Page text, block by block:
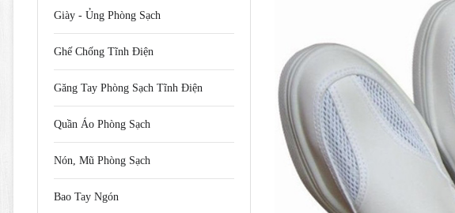
Giày - Ủng Phòng Sạch
Ghế Chống Tĩnh Điện
Găng Tay Phòng Sạch Tĩnh Điện
Quần Áo Phòng Sạch
Nón, Mũ Phòng Sạch
Bao Tay Ngón